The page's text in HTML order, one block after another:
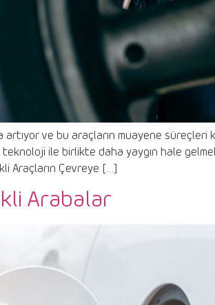
artıyor ve bu araçların muayene
ile birlikte daha yaygın hale
Araçların Çevreye […]
Arabalar